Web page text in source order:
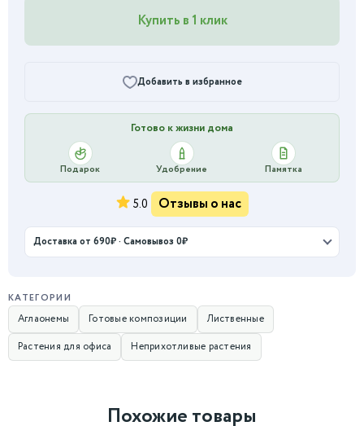
Купить в 1 клик
Добавить в избранное
Готово к жизни дома
Подарок Удобрение Памятка
5.0 Отзывы о нас
Доставка от 690₽ · Самовывоз 0₽
КАТЕГОРИИ
Аглаонемы Готовые композиции
Лиственные
Растения для офиса
Неприхотливые растения
Похожие товары